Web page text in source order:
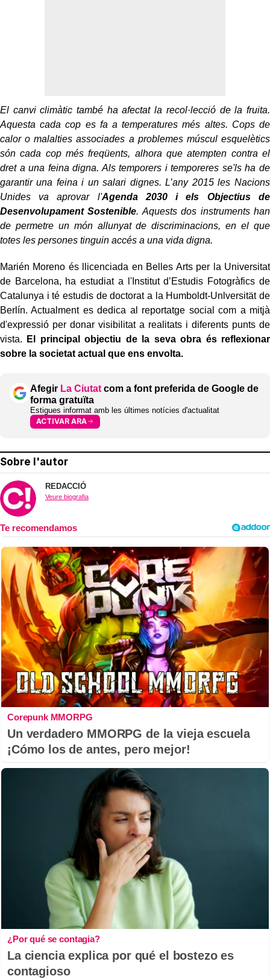
El canvi climàtic també ha afectat la recol·lecció de la fruita.
Aquesta cada cop es fa a temperatures més altes. Cops de
calor o malalties associades a problemes múscul esquelètics
són cada cop més freqüents, alhora que atempten contra el
dret a una feina digna. Als temporers i temporeres se'ls ha de
garantir una feina i un salari dignes. L’any 2015 les Nacions
Unides va aprovar l'Agenda 2030 i els Objectius de
Desenvolupament Sostenible. Aquests dos instruments han
de permetre un món allunyat de discriminacions, en el que
totes les persones tinguin accés a una vida digna.
Marién Moreno és llicenciada en Belles Arts per la Universitat
de Barcelona, ha estudiat a l'Institut d’Estudis Fotogràfics de
Catalunya i té estudis de doctorat a la Humboldt-Unlversität de
Berlín. Actualment es dedica al reportatge social com a mitjà
d'expressió per donar visibilitat a realitats i diferents punts de
vista. El principal objectiu de la seva obra és reflexionar
sobre la societat actual que ens envolta.
Afegir La Ciutat com a font preferida de Google de
forma gratuïta
Estigues informat amb les últimes notícies d'actualitat
ACTIVAR ARA
Sobre l'autor
REDACCIÓ
Veure biografia
Corepunk MMORPG
Un verdadero MMORPG de la vieja escuela
¡Cómo los de antes, pero mejor!
¿Por qué se contagia?
La ciencia explica por qué el bostezo es
contagioso